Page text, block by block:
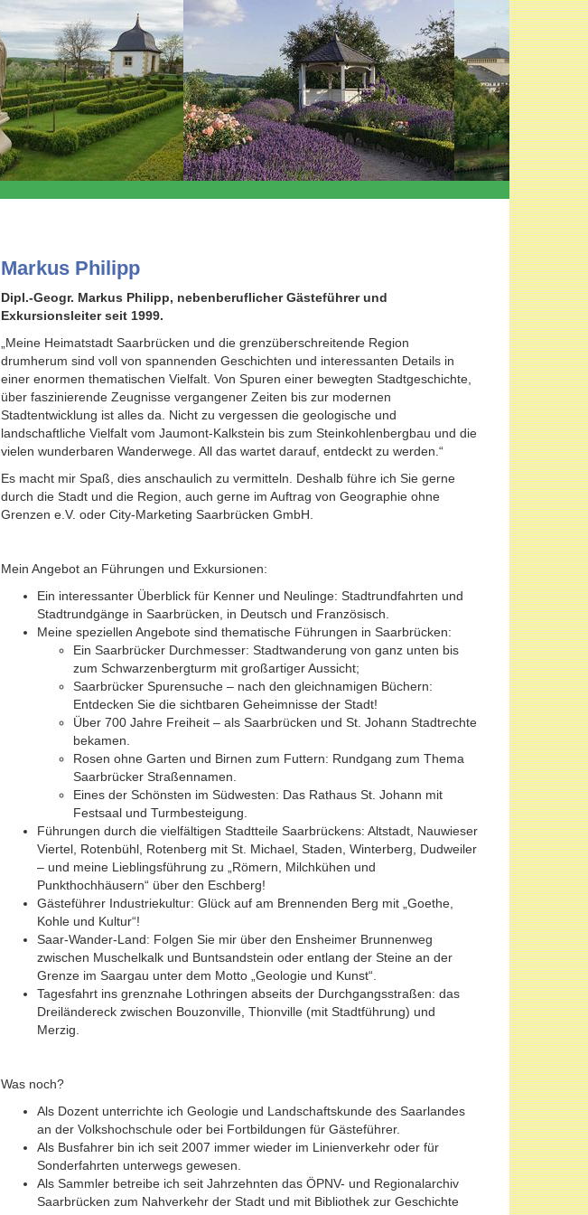
Markus Philipp
Dipl.-Geogr. Markus Philipp, nebenberuflicher Gästeführer und
Exkursionsleiter seit 1999.
„Meine Heimatstadt Saarbrücken und die grenzüberschreitende Region
drumherum sind voll von spannenden Geschichten und interessanten Details in
einer enormen thematischen Vielfalt. Von Spuren einer bewegten Stadtgeschichte,
über faszinierende Zeugnisse vergangener Zeiten bis zur modernen
Stadtentwicklung ist alles da. Nicht zu vergessen die geologische und
landschaftliche Vielfalt vom Jaumont-Kalkstein bis zum Steinkohlenbergbau und die
vielen wunderbaren Wanderwege. All das wartet darauf, entdeckt zu werden.“
Es macht mir Spaß, dies anschaulich zu vermitteln. Deshalb führe ich Sie gerne
durch die Stadt und die Region, auch gerne im Auftrag von Geographie ohne
Grenzen e.V. oder City-Marketing Saarbrücken GmbH.
Mein Angebot an Führungen und Exkursionen:
Ein interessanter Überblick für Kenner und Neulinge: Stadtrundfahrten und
Stadtrundgänge in Saarbrücken, in Deutsch und Französisch.
Meine speziellen Angebote sind thematische Führungen in Saarbrücken:
Ein Saarbrücker Durchmesser: Stadtwanderung von ganz unten bis
zum Schwarzenbergturm mit großartiger Aussicht;
Saarbrücker Spurensuche – nach den gleichnamigen Büchern:
Entdecken Sie die sichtbaren Geheimnisse der Stadt!
Über 700 Jahre Freiheit – als Saarbrücken und St. Johann Stadtrechte
bekamen.
Rosen ohne Garten und Birnen zum Futtern: Rundgang zum Thema
Saarbrücker Straßennamen.
Eines der Schönsten im Südwesten: Das Rathaus St. Johann mit
Festsaal und Turmbesteigung.
Führungen durch die vielfältigen Stadtteile Saarbrückens: Altstadt, Nauwieser
Viertel, Rotenbühl, Rotenberg mit St. Michael, Staden, Winterberg, Dudweiler
– und meine Lieblingsführung zu „Römern, Milchkühen und
Punkthochhäusern“ über den Eschberg!
Gästeführer Industriekultur: Glück auf am Brennenden Berg mit „Goethe,
Kohle und Kultur“!
Saar-Wander-Land: Folgen Sie mir über den Ensheimer Brunnenweg
zwischen Muschelkalk und Buntsandstein oder entlang der Steine an der
Grenze im Saargau unter dem Motto „Geologie und Kunst“.
Tagesfahrt ins grenznahe Lothringen abseits der Durchgangsstraßen: das
Dreiländereck zwischen Bouzonville, Thionville (mit Stadtführung) und
Merzig.
Was noch?
Als Dozent unterrichte ich Geologie und Landschaftskunde des Saarlandes
an der Volkshochschule oder bei Fortbildungen für Gästeführer.
Als Busfahrer bin ich seit 2007 immer wieder im Linienverkehr oder für
Sonderfahrten unterwegs gewesen.
Als Sammler betreibe ich seit Jahrzehnten das ÖPNV- und Regionalarchiv
Saarbrücken zum Nahverkehr der Stadt und mit Bibliothek zur Geschichte